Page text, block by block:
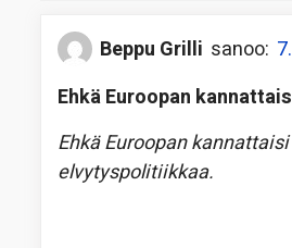
Beppu Grilli sanoo:
Ehkä Euroopan
Ehkä Euroopan
elvytyspolitiikkaa.